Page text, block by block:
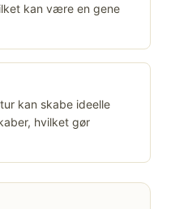
kan være en gene
kan skabe ideelle
hvilket gør